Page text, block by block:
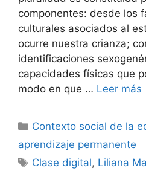
componentes: desde los
culturales asociados al
ocurre nuestra crianza;
identificaciones
capacidades físicas que
modo en que … Leer más
Categorías
Contexto social de la
aprendizaje permanente
Etiquetas
Clase digital, Liliana